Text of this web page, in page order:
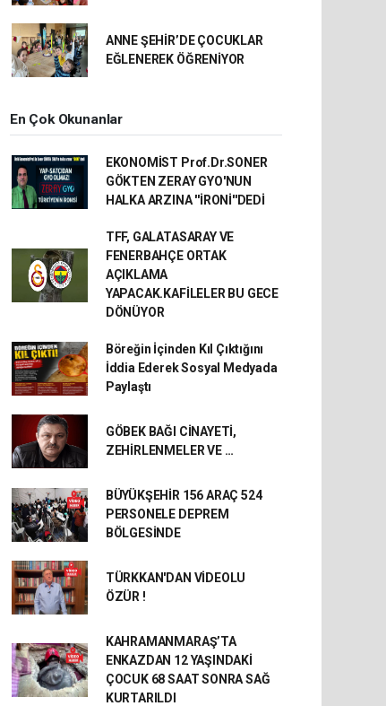
ANNE ŞEHİR’DE ÇOCUKLAR
EĞLENEREK ÖĞRENİYOR
En Çok Okunanlar
EKONOMİST Prof.Dr.SONER
GÖKTEN ZERAY GYO'NUN
HALKA ARZINA ''İRONİ''DEDİ
TFF, GALATASARAY VE
FENERBAHÇE ORTAK
AÇIKLAMA
YAPACAK.KAFİLELER BU GECE
DÖNÜYOR
Böreğin İçinden Kıl Çıktığını
İddia Ederek Sosyal Medyada
Paylaştı
GÖBEK BAĞI CİNAYETİ,
ZEHİRLENMELER VE …
BÜYÜKŞEHİR 156 ARAÇ 524
PERSONELE DEPREM
BÖLGESİNDE
TÜRKKAN'DAN VİDEOLU
ÖZÜR !
KAHRAMANMARAŞ’TA
ENKAZDAN 12 YAŞINDAKİ
ÇOCUK 68 SAAT SONRA SAĞ
KURTARILDI